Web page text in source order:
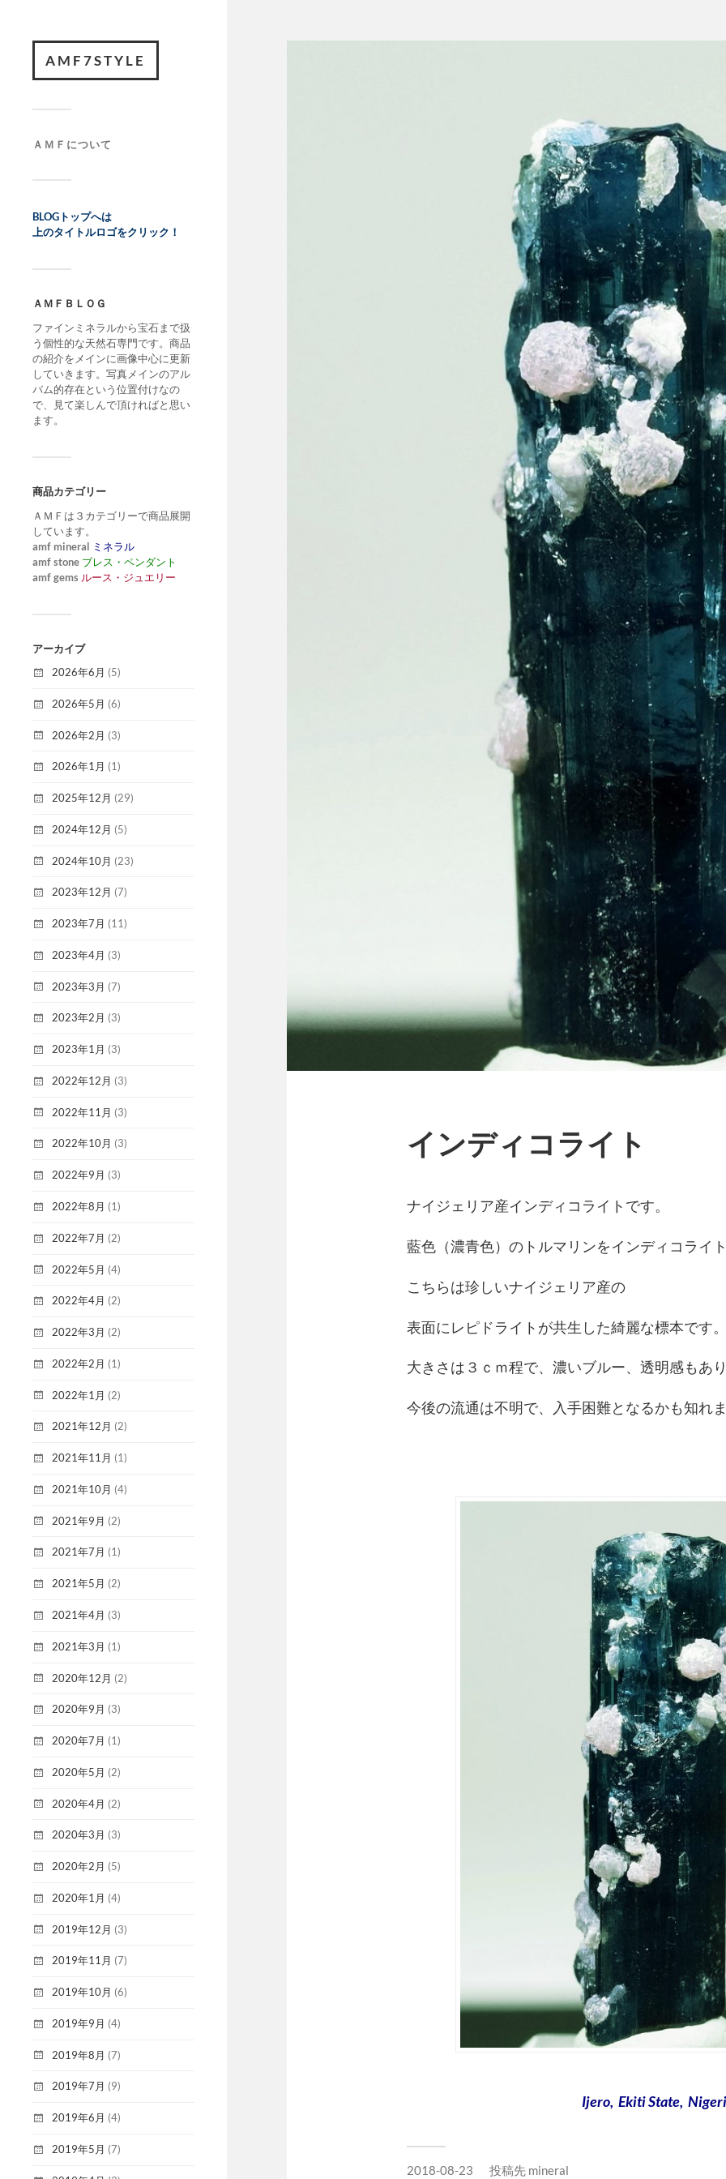
AMF7STYLE
ＡＭＦについて
BLOGトップへは
上のタイトルロゴをクリック！
ＡＭＦＢＬＯＧ
ファインミネラルから宝石まで扱
う個性的な天然石専門です。商品
の紹介をメインに画像中心に更新
していきます。写真メインのアル
バム的存在という位置付けなの
で、見て楽しんで頂ければと思い
ます。
商品カテゴリー
ＡＭＦは３カテゴリーで商品展開
しています。
amf mineral ミネラル
amf stone ブレス・ペンダント
amf gems ルース・ジュエリー
アーカイブ
2026年6月 (5)
2026年5月 (6)
2026年2月 (3)
2026年1月 (1)
2025年12月 (29)
2024年12月 (5)
2024年10月 (23)
2023年12月 (7)
2023年7月 (11)
2023年4月 (3)
2023年3月 (7)
2023年2月 (3)
2023年1月 (3)
2022年12月 (3)
2022年11月 (3)
2022年10月 (3)
2022年9月 (3)
2022年8月 (1)
2022年7月 (2)
2022年5月 (4)
2022年4月 (2)
2022年3月 (2)
2022年2月 (1)
2022年1月 (2)
2021年12月 (2)
2021年11月 (1)
2021年10月 (4)
2021年9月 (2)
2021年7月 (1)
2021年5月 (2)
2021年4月 (3)
2021年3月 (1)
2020年12月 (2)
2020年9月 (3)
2020年7月 (1)
2020年5月 (2)
2020年4月 (2)
2020年3月 (3)
2020年2月 (5)
2020年1月 (4)
2019年12月 (3)
2019年11月 (7)
2019年10月 (6)
2019年9月 (4)
2019年8月 (7)
2019年7月 (9)
2019年6月 (4)
2019年5月 (7)
インディコライト
ナイジェリア産インディコライトです。
藍色（濃青色）のトルマリンをインディコライ
こちらは珍しいナイジェリア産の
表面にレピドライトが共生した綺麗な標本です
大きさは３ｃｍ程で、濃いブルー、透明感もあ
今後の流通は不明で、入手困難となるかも知れ
Ijero, Ekiti State,
2018-08-23 投稿先 mineral